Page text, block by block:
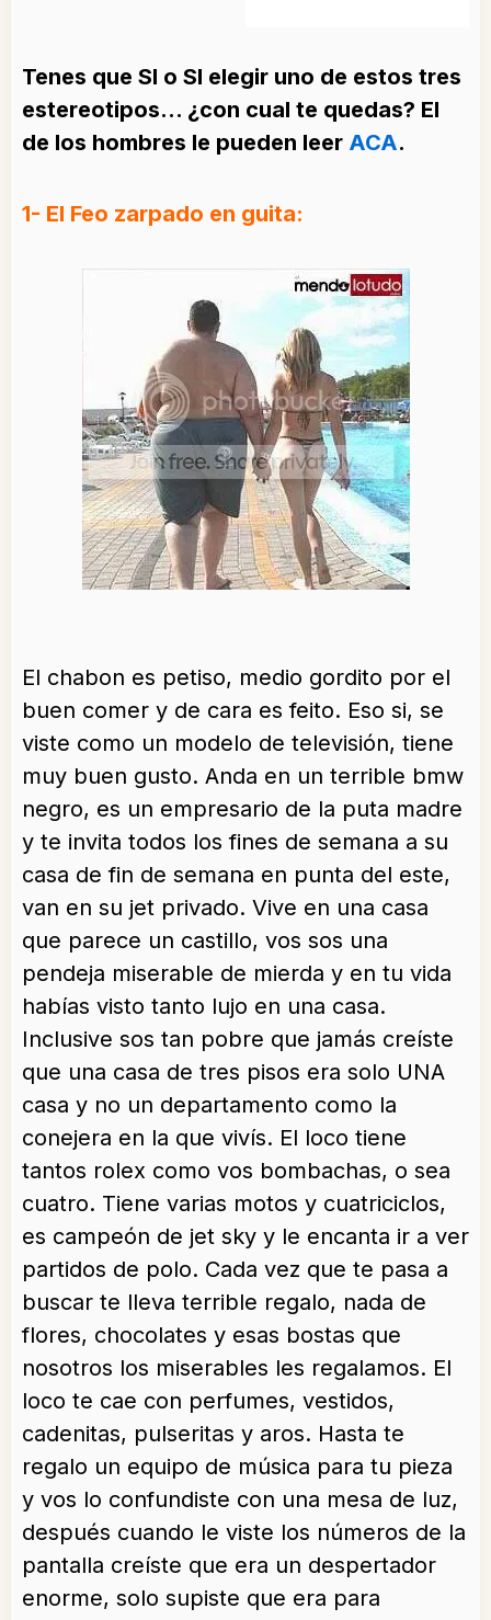
Tenes que SI o SI elegir uno de estos tres
estereotipos… ¿con cual te quedas? El
de los hombres le pueden leer ACA.
1- El Feo zarpado en guita:
El chabon es petiso, medio gordito por el
buen comer y de cara es feito. Eso si, se
viste como un modelo de televisión, tiene
muy buen gusto. Anda en un terrible bmw
negro, es un empresario de la puta madre
y te invita todos los fines de semana a su
casa de fin de semana en punta del este,
van en su jet privado. Vive en una casa
que parece un castillo, vos sos una
pendeja miserable de mierda y en tu vida
habías visto tanto lujo en una casa.
Inclusive sos tan pobre que jamás creíste
que una casa de tres pisos era solo UNA
casa y no un departamento como la
conejera en la que vivís. El loco tiene
tantos rolex como vos bombachas, o sea
cuatro. Tiene varias motos y cuatriciclos,
es campeón de jet sky y le encanta ir a ver
partidos de polo. Cada vez que te pasa a
buscar te lleva terrible regalo, nada de
flores, chocolates y esas bostas que
nosotros los miserables les regalamos. El
loco te cae con perfumes, vestidos,
cadenitas, pulseritas y aros. Hasta te
regalo un equipo de música para tu pieza
y vos lo confundiste con una mesa de luz,
después cuando le viste los números de la
pantalla creíste que era un despertador
enorme, solo supiste que era para